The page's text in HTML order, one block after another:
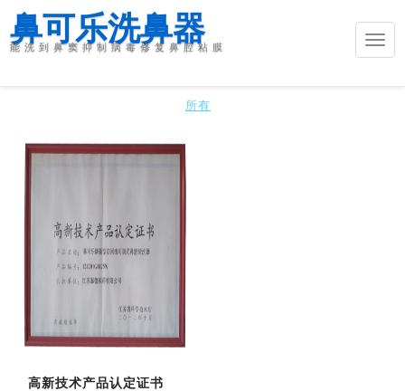
鼻可乐洗鼻器
能洗到鼻窦抑制病毒修复鼻腔粘膜
公司荣誉
所有
高新技术产品认定证书